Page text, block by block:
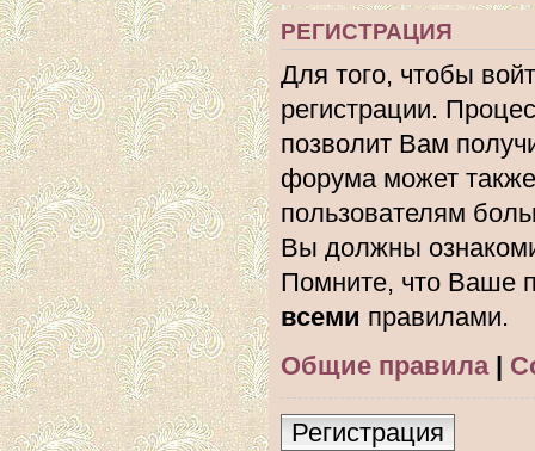
РЕГИСТРАЦИЯ
Для того, чтобы
регистрации.
позволит Вам
форума может
пользователям
Вы должны
Помните, что Ваше
всеми правилами.
Общие правила|
Регистрация